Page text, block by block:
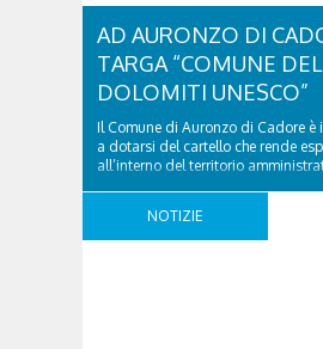
AD AURONZO DI
TARGA “COMUNE
DOLOMITI UNESCO”
Il Comune di Auronzo di Cadore è
a dotarsi del cartello che rende
all’interno del territorio
Caterina e le montagne circostanti.
proposta ha raggiunto ..
NOTIZIE